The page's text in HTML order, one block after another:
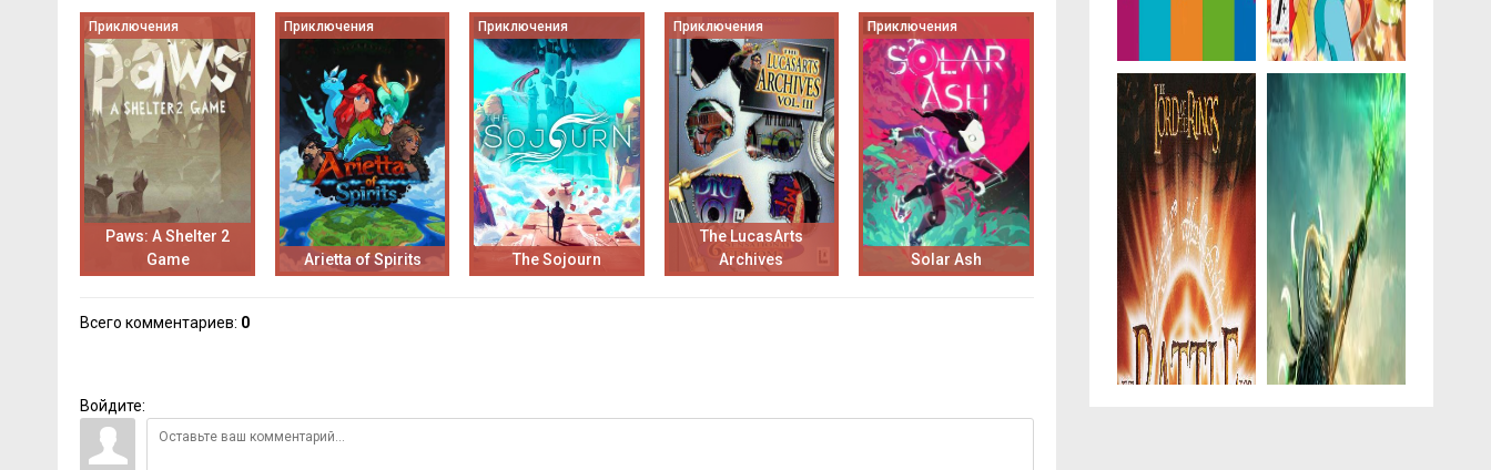
Приключения
Paws: A Shelter 2
Game
Приключения
Arietta of Spirits
Приключения
The Sojourn
Приключения
The LucasArts
Archives
Приключения
Solar Ash
Всего комментариев: 0
Войдите: